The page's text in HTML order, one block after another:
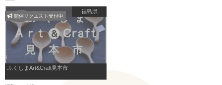
福島県
ふくしまArt&Craft見本市
開催リクエスト受付中